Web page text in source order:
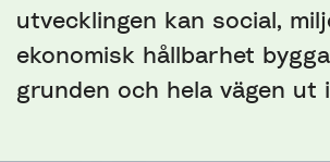
utvecklingen kan social,
ekonomisk hållbarhet
grunden och hela vägen ut